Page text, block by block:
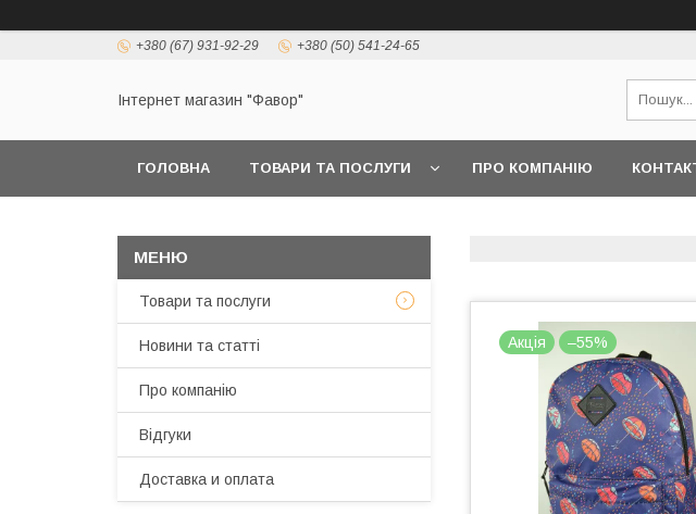
+380 (67) 931-92-29 +380 (50) 541-24-65
Інтернет магазин "Фавор"
ГОЛОВНА ТОВАРИ ТА ПОСЛУГИ ПРО КОМПАНІЮ
Акція –55%
Товари та послуги
Новини та статті
Про компанію
Відгуки
Доставка и оплата